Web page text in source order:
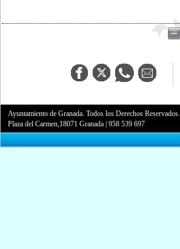
Ayuntamiento de Granada. Todos los Derechos Reservados.
Plaza del Carmen,18071 Granada |958 539 697